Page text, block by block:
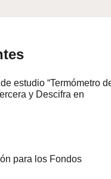
estudio “Termómetro
y Descifra en
para los Fondos